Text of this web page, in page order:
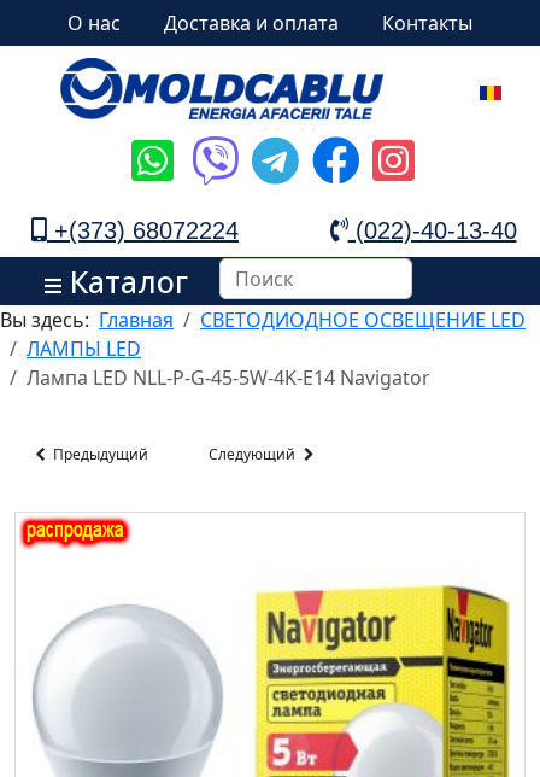
О нас Доставка и оплата Контакты
+(373) 68072224 (022)-40-13-40
Каталог
Вы здесь: Главная
СВЕТОДИОДНОЕ ОСВЕЩЕНИЕ LED
ЛАМПЫ LED
Лампа LED NLL-P-G-45-5W-4K-E14 Navigator
Предыдущий Следующий